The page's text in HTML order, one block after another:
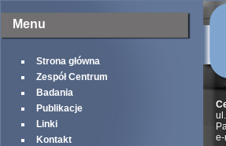
Menu
Strona główna
Zespół Centrum
Badania
Publikacje
Linki
Kontakt
e-